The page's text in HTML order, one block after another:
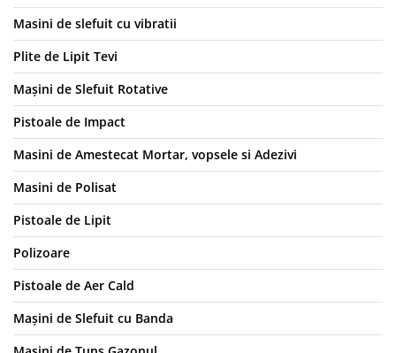
Masini de slefuit cu vibratii
Plite de Lipit Tevi
Mașini de Slefuit Rotative
Pistoale de Impact
Masini de Amestecat Mortar, vopsele si Adezivi
Masini de Polisat
Pistoale de Lipit
Polizoare
Pistoale de Aer Cald
Mașini de Slefuit cu Banda